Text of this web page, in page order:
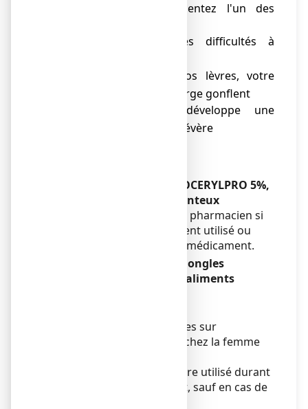
urgente si vous présentez l'un des
Vous avez des difficultés à
Votre visage, vos lèvres, votre
langue ou votre gorge gonflent
Votre peau développe une
éruption cutanée sévère
Autres médicaments et LOCERYLPRO 5%,
vernis à ongles médicamenteux
Informez votre médecin ou pharmacien si
vous utilisez, avez récemment utilisé ou
pourriez utiliser tout autre médicament.
LOCERYLPRO 5%, vernis à ongles
médicamenteux avec des aliments
Il existe des données limitées sur
l’utilisation de l’amorolfine chez la femme
LOCERYLPRO ne doit pas être utilisé durant
la grossesse et l’allaitement, sauf en cas de